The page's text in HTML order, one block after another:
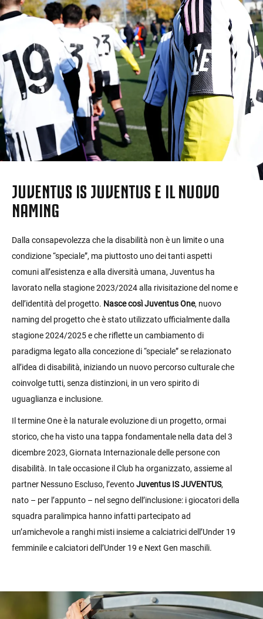
JUVENTUS IS JUVENTUS E IL NUOVO
NAMING
Dalla consapevolezza che la disabilità non è un limite o una
condizione “speciale”, ma piuttosto uno dei tanti aspetti
comuni all’esistenza e alla diversità umana, Juventus ha
lavorato nella stagione 2023/2024 alla rivisitazione del nome e
dell’identità del progetto. Nasce così Juventus One, nuovo
naming del progetto che è stato utilizzato ufficialmente dalla
stagione 2024/2025 e che riflette un cambiamento di
paradigma legato alla concezione di “speciale” se relazionato
all’idea di disabilità, iniziando un nuovo percorso culturale che
coinvolge tutti, senza distinzioni, in un vero spirito di
uguaglianza e inclusione.
Il termine One è la naturale evoluzione di un progetto, ormai
storico, che ha visto una tappa fondamentale nella data del 3
dicembre 2023, Giornata Internazionale delle persone con
disabilità. In tale occasione il Club ha organizzato, assieme al
partner Nessuno Escluso, l’eventoJuventus IS JUVENTUS,
nato – per l’appunto – nel segno dell’inclusione: i giocatori della
squadra paralimpica hanno infatti partecipato ad
un’amichevole a ranghi misti insieme a calciatrici dell’Under 19
femminile e calciatori dell’Under 19 e Next Gen maschili.